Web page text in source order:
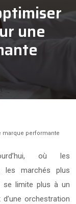
une
marque performante
où les
les marchés plus
se limite plus à un
orchestration